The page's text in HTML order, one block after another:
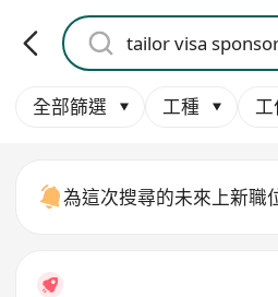
全部篩選 工種 工
為這次搜尋的未來上新職